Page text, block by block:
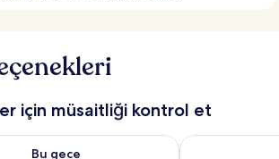
için müsaitliği kontrol et
Bu gece
müsaitliği kontrol et Ağu 6 - Ağu 7
Yarın için